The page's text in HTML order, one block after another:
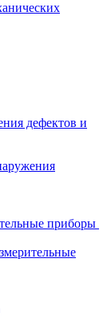
дефектов и
приборы